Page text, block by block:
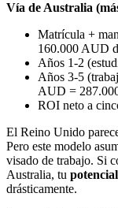
Vía de Australia
Matrícula +
160.000 AUD
Años 1-2
Años 3-5
AUD =
ROI neto a
El Reino Unido
Pero este modelo
visado de trabajo. Si
Australia, tu
drásticamente.